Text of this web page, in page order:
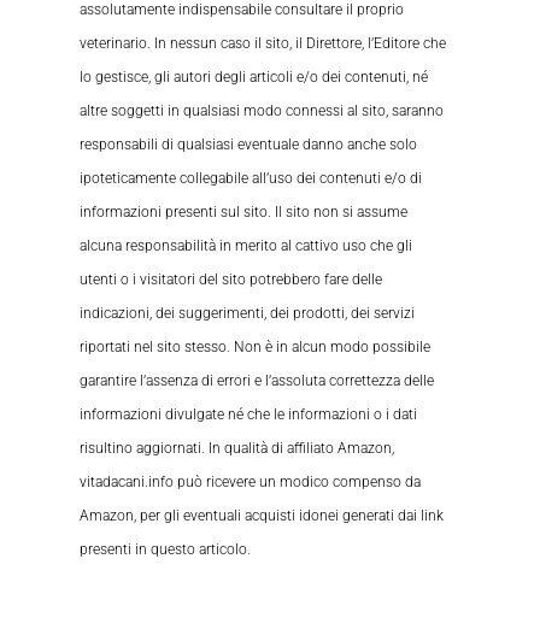
assolutamente indispensabile consultare il proprio
veterinario. In nessun caso il sito, il Direttore, l’Editore che
lo gestisce, gli autori degli articoli e/o dei contenuti, né
altre soggetti in qualsiasi modo connessi al sito, saranno
responsabili di qualsiasi eventuale danno anche solo
ipoteticamente collegabile all’uso dei contenuti e/o di
informazioni presenti sul sito. Il sito non si assume
alcuna responsabilità in merito al cattivo uso che gli
utenti o i visitatori del sito potrebbero fare delle
indicazioni, dei suggerimenti, dei prodotti, dei servizi
riportati nel sito stesso. Non è in alcun modo possibile
garantire l’assenza di errori e l’assoluta correttezza delle
informazioni divulgate né che le informazioni o i dati
risultino aggiornati. In qualità di affiliato Amazon,
vitadacani.info può ricevere un modico compenso da
Amazon, per gli eventuali acquisti idonei generati dai link
presenti in questo articolo.